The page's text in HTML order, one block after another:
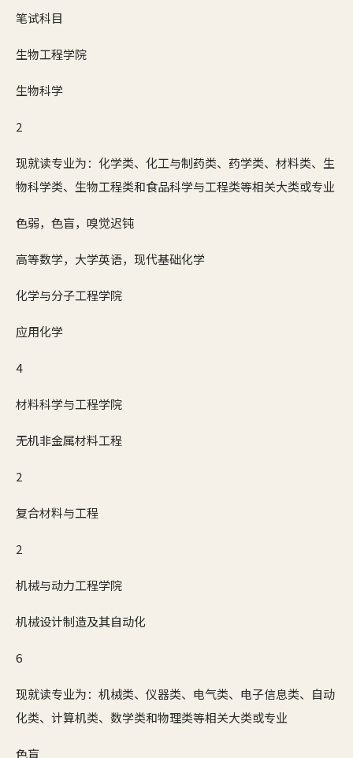
笔试科目
生物工程学院
生物科学
2
现就读专业为：化学类、化工与制药类、药学类、材料类、生
物科学类、生物工程类和食品科学与工程类等相关大类或专业
色弱，色盲，嗅觉迟钝
高等数学，大学英语，现代基础化学
化学与分子工程学院
应用化学
4
材料科学与工程学院
无机非金属材料工程
2
复合材料与工程
2
机械与动力工程学院
机械设计制造及其自动化
6
现就读专业为：机械类、仪器类、电气类、电子信息类、自动
化类、计算机类、数学类和物理类等相关大类或专业
色盲